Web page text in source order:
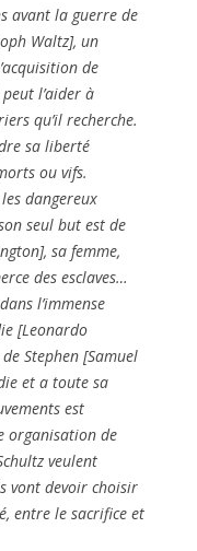
avant la guerre de
Waltz], un
de
l’aider à
qu’il recherche.
sa liberté
ou vifs.
dangereux
seul but est de
sa femme,
des esclaves…
l’immense
[Leonardo
Stephen [Samuel
et a toute sa
est
organisation de
veulent
vont devoir choisir
entre le sacrifice et